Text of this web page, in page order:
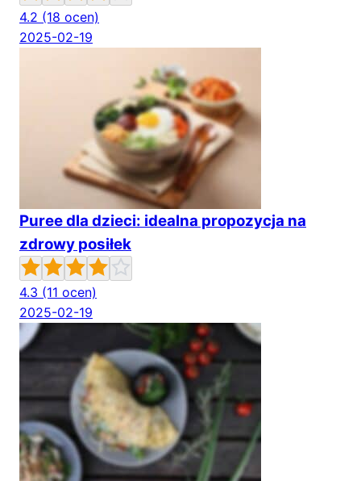
4.2 (18 ocen)
2025-02-19
Puree dla dzieci: idealna propozycja na
zdrowy posiłek
4.3 (11 ocen)
2025-02-19